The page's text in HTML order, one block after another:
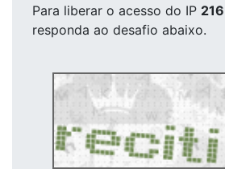
Para liberar o acesso do IP
responda ao desafio abaixo.